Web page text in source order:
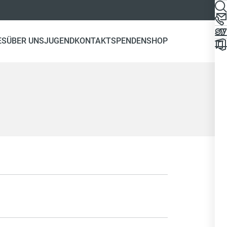
ÜBER UNSJUGENDKONTAKTSPENDENSHOP